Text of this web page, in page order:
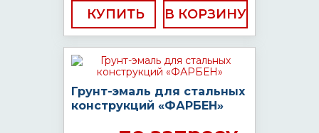
КУПИТЬ
Грунт-эмаль для стальных
конструкций «ФАРБЕН»